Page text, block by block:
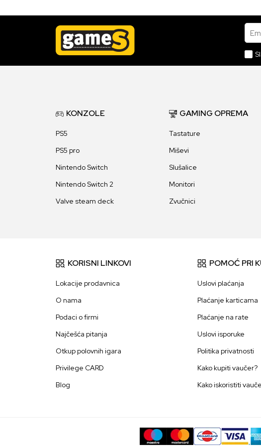
KONZOLE
PS5
PS5 pro
Nintendo Switch
Nintendo Switch 2
Valve steam deck
GAMING OPREMA
Tastature
Miševi
Slušalice
Monitori
Zvučnici
KORISNI LINKOVI
Lokacije prodavnica
O nama
Podaci o firmi
Najčešća pitanja
Otkup polovnih igara
Privilege CARD
Blog
POMOĆ PRI
Uslovi plaćanja
Plaćanje karticama
Plaćanje na rate
Uslovi isporuke
Politika privatnosti
Kako kupiti vaučer?
Kako iskoristiti